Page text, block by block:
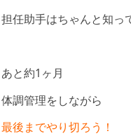
担任助手はちゃんと知っ
あと約1ヶ月
体調管理をしながら
最後までやり切ろう！